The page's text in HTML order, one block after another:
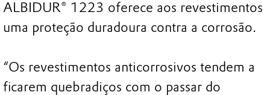
ALBIDUR® 1223 oferece aos revestimentos
uma proteção duradoura contra a corrosão.
“Os revestimentos anticorrosivos tendem a
ficarem quebradiços com o passar do